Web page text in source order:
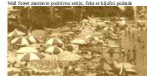
Wall Street zaustavio pozitivnu seriju, čeka se ključni podatak